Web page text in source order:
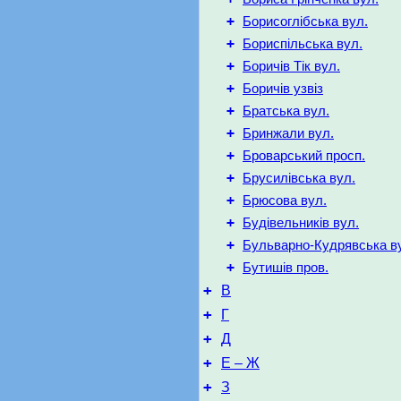
+ Борисоглібська вул.
+ Бориспільська вул.
+ Боричів Тік вул.
+ Боричів узвіз
+ Братська вул.
+ Бринжали вул.
+ Броварський просп.
+ Брусилівська вул.
+ Брюсова вул.
+ Будівельників вул.
+ Бульварно-Кудрявська
+ Бутишів пров.
+ В
+ Г
+ Д
+ Е – Ж
+ З